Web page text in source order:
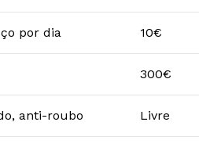
por dia 10€
300€
anti-roubo Livre